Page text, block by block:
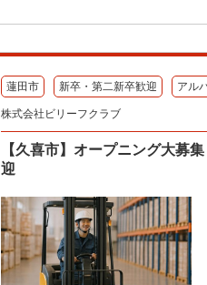
蓮田市 新卒・第二新卒歓迎 アル
株式会社ビリーフクラブ
【久喜市】オープニング大募
迎